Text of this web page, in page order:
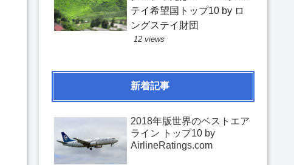
テイ希望国トップ10 by ロ
ングステイ財団
12 views
新着記事
2018年版世界のベストエア
ライン トップ10 by
AirlineRatings.com